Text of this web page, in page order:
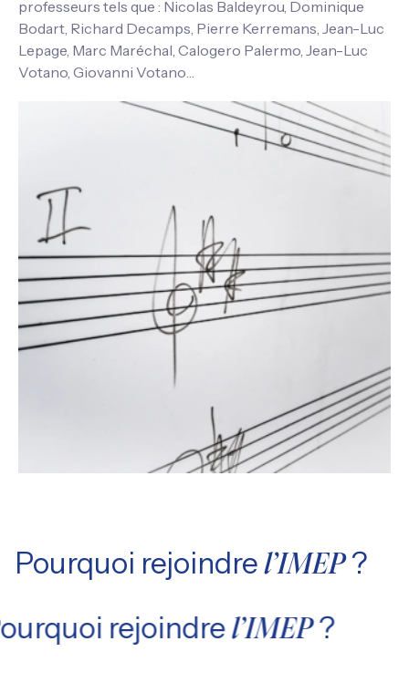
professeurs tels que : Nicolas Baldeyrou, Dominique
Bodart, Richard Decamps, Pierre Kerremans, Jean-Luc
Lepage, Marc Maréchal, Calogero Palermo, Jean-Luc
Votano, Giovanni Votano…
Pourquoi rejoindre l’IMEP?
rejoindrel’IMEP?